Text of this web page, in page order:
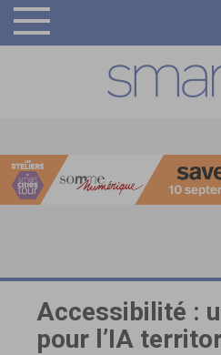
Accessibilité :
pour l’IA